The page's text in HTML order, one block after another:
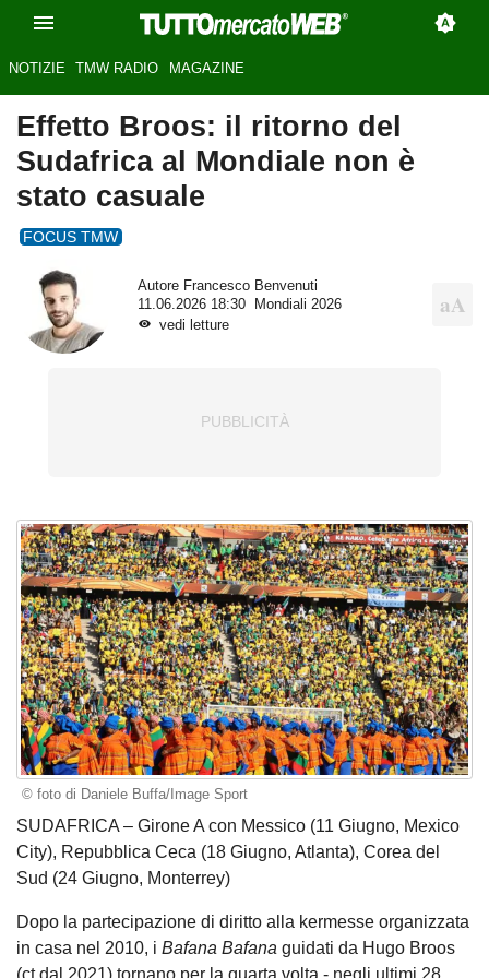
NOTIZIE TMW RADIO MAGAZINE
Effetto Broos: il ritorno del
Sudafrica al Mondiale non è
stato casuale
FOCUS TMW
Autore Francesco Benvenuti
11.06.2026 18:30
Mondiali 2026
vedi letture
© foto di Daniele Buffa/Image Sport
SUDAFRICA – Girone A con Messico (11 Giugno, Mexico
City), Repubblica Ceca (18 Giugno, Atlanta), Corea del
Sud (24 Giugno, Monterrey)
Dopo la partecipazione di diritto alla kermesse organizzata
in casa nel 2010, i Bafana Bafana guidati da Hugo Broos
(ct dal 2021) tornano per la quarta volta - negli ultimi 28